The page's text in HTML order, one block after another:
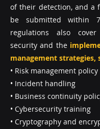
of their detection, and a
be submitted within
regulations also
security and the
management strategies,
• Risk management policy
• Incident handling
• Business continuity
• Cybersecurity training
• Cryptography and